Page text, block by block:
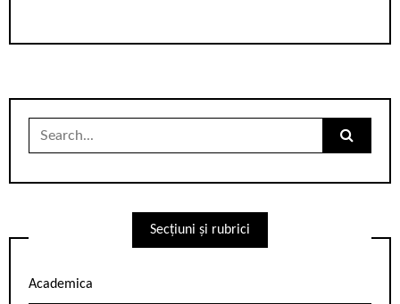
Search
Secțiuni și rubrici
Academica